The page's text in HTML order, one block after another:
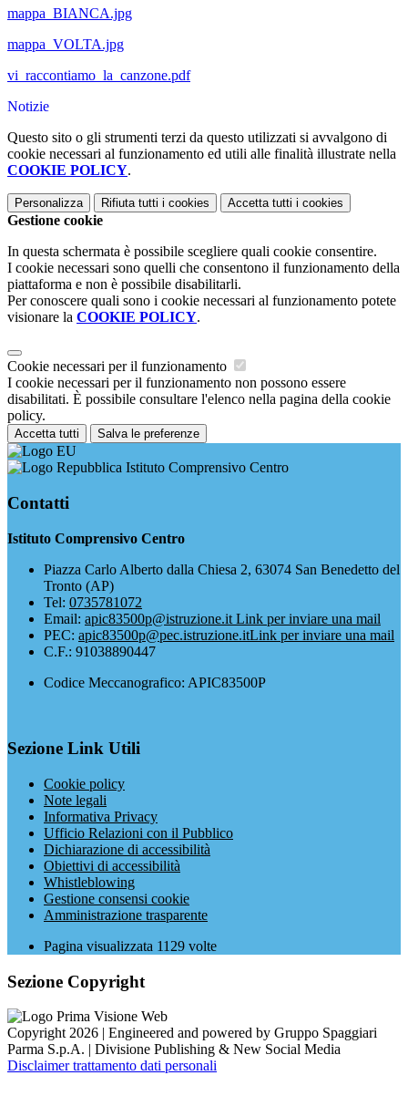
mappa_BIANCA.jpg
mappa_VOLTA.jpg
vi_raccontiamo_la_canzone.pdf
Notizie
Questo sito o gli strumenti terzi da questo utilizzati si avvalgono di
cookie necessari al funzionamento ed utili alle finalità illustrate nella
COOKIE POLICY.
Personalizza Rifiuta tutti i cookies Accetta tutti i cookies
Gestione cookie
In questa schermata è possibile scegliere quali cookie consentire.
I cookie necessari sono quelli che consentono il funzionamento della
piattaforma e non è possibile disabilitarli.
Per conoscere quali sono i cookie necessari al funzionamento potete
visionare la COOKIE POLICY.
Cookie necessari per il funzionamento
I cookie necessari per il funzionamento non possono essere
disabilitati. È possibile consultare l'elenco nella pagina della cookie
policy.
Accetta tutti Salva le preferenze
Istituto Comprensivo Centro
Contatti
Istituto Comprensivo Centro
Piazza Carlo Alberto dalla Chiesa 2, 63074 San Benedetto del
Tronto (AP)
Tel: 0735781072
Email: apic83500p@istruzione.it Link per inviare una mail
PEC: apic83500p@pec.istruzione.itLink per inviare una mail
C.F.: 91038890447
Codice Meccanografico: APIC83500P
Sezione Link Utili
Cookie policy
Note legali
Informativa Privacy
Ufficio Relazioni con il Pubblico
Dichiarazione di accessibilità
Obiettivi di accessibilità
Whistleblowing
Gestione consensi cookie
Amministrazione trasparente
Pagina visualizzata 1129 volte
Sezione Copyright
Copyright 2026 | Engineered and powered by Gruppo Spaggiari
Parma S.p.A. | Divisione Publishing & New Social Media
Disclaimer trattamento dati personali